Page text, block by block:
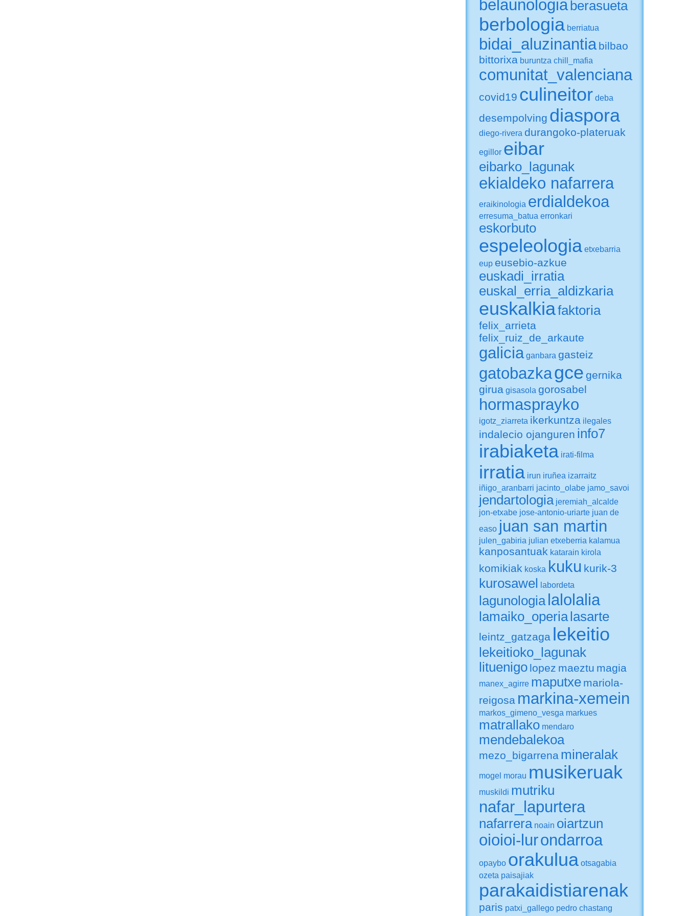
belaunologia berasueta
berbologia berriatua
bidai_aluzinantia bilbao
bittorixa buruntza chill_mafia
comunitat_valenciana
covid19 culineitor deba
desempolving diaspora
diego-rivera durangoko-plateruak
egillor eibar
eibarko_lagunak
ekialdeko nafarrera
eraikinologia erdialdekoa
erresuma_batua erronkari
eskorbuto
espeleologia etxebarria
eup eusebio-azkue
euskadi_irratia
euskal_erria_aldizkaria
euskalkiafaktoria
felix_arrieta
felix_ruiz_de_arkaute
galicia ganbara gasteiz
gatobazkagce gernika
girua gisasola gorosabel
hormasprayko
igotz_ziarreta ikerkuntza ilegales
indalecio ojanguren info7
irabiaketa irati-filma
irratia irun iruñea izarraitz
iñigo_aranbarri jacinto_olabe jamo_savoi
jendartologia jeremiah_alcalde
jon-etxabe jose-antonio-uriarte juan de
easo juan san martin
julen_gabiria julian etxeberria kalamua
kanposantuak katarain kirola
komikiak koska kuku kurik-3
kurosawel labordeta
lagunologia lalolalia
lamaiko_operia lasarte
leintz_gatzaga lekeitio
lekeitioko_lagunak
lituenigo lopez maeztu magia
manex_agirre maputxe mariola-
reigosa markina-xemein
markos_gimeno_vesga markues
matrallako mendaro
mendebalekoa
mezo_bigarrena mineralak
mogel morau musikeruak
muskildi mutriku
nafar_lapurtera
nafarrera noain oiartzun
oioioi-lurondarroa
opaybo orakulua otsagabia
ozeta paisajiak
parakaidistiarenak
paris patxi_gallego pedro chastang